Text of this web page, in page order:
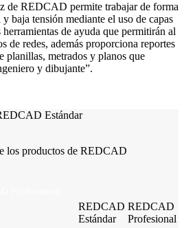
de REDCAD permite trabajar de forma
baja tensión mediante el uso de capas
de ayuda que permitirán al
de redes, además proporciona reportes
planillas, metrados y planos que
y dibujante”.
Estándar
los productos de REDCAD
REDCAD
Estándar
REDCAD
Profesional